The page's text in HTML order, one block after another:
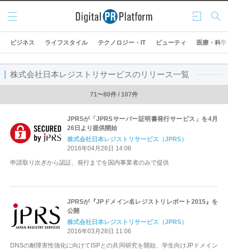
ログ
イン
検索
メニ
ュー
ビジネス ライフスタイル テクノロジー・IT ビューティ 医療・科学
株式会社日本レジストリサービスのリリース一覧
71〜80件 / 107件
JPRSが「JPRSサーバー証明書発行サービス」を4月
26日より提供開始
株式会社日本レジストリサービス（JPRS）
2016年04月26日 14:06
申請取り次ぎから認証、発行までを国内事業者のみで提供
JPRSが『JPドメイン名レジストリレポート2015』を
公開
株式会社日本レジストリサービス（JPRS）
2016年03月28日 11:06
DNSの耐障害性強化に向けてISPとの共同研究を開始、学生向けJPドメイン